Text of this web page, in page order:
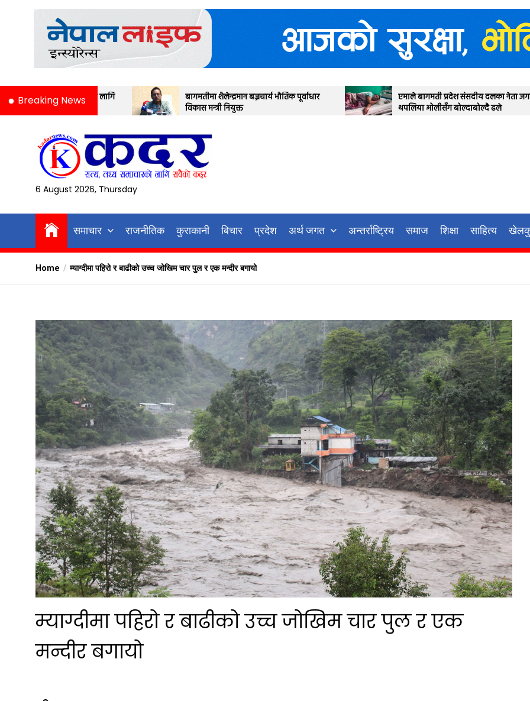
Breaking News
लागि
बागमतीमा शैलेन्द्रमान बज्रचार्य भौतिक पूर्वाधार
विकास मन्त्री नियुक्त
एमाले बागमती प्रदेश संसदीय दलका नेता जगन्नाथ
थपलिया ओलीसँग बोल्दाबोल्दै ढले
6 August 2026, Thursday
समाचार राजनीतिक कुराकानी बिचार प्रदेश अर्थ जगत अन्तर्राष्ट्रिय समाज शिक्षा साहित्य
Home म्याग्दीमा पहिरो र बाढीको उच्च जोखिम चार पुल र एक मन्दीर बगायो
म्याग्दीमा पहिरो र बाढीको उच्च जोखिम चार पुल र एक
मन्दीर बगायो